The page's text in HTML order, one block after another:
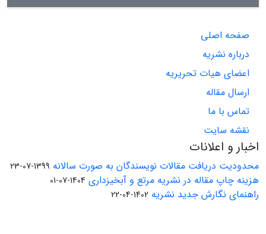
صفحه اصلی
درباره نشریه
اعضای هیات تحریریه
ارسال مقاله
تماس با ما
نقشه سایت
اخبار و اعلانات
محدودیت دریافت مقالات نویسندگان به صورت سالانه 1399-07-23
هزینه چاپ مقاله در نشریه مرتع و آبخیزداری 1404-07-01
راهنمای نگارش جدید نشریه 1402-04-22